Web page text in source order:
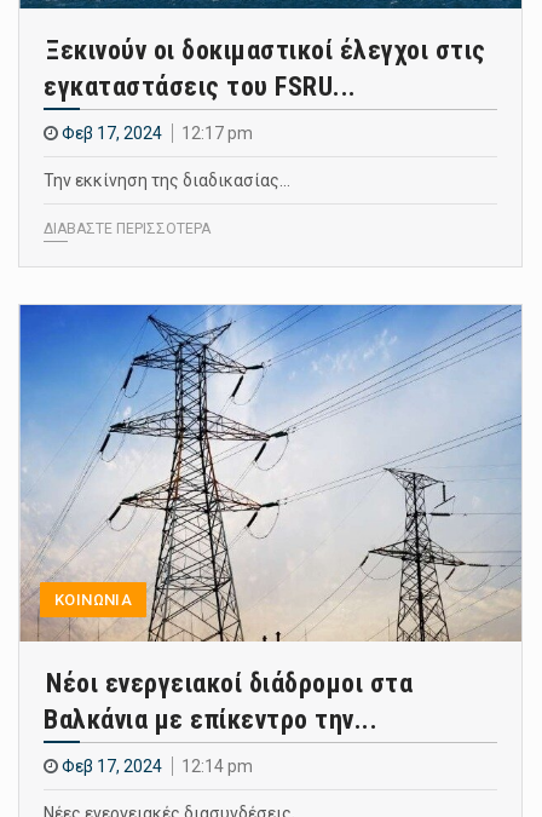
Ξεκινούν οι δοκιμαστικοί έλεγχοι στις
εγκαταστάσεις του FSRU...
Φεβ 17, 2024 12:17 pm
Την εκκίνηση της διαδικασίας…
ΔΙΑΒΑΣΤΕ ΠΕΡΙΣΣΟΤΕΡΑ
ΚΟΙΝΩΝΙΑ
Νέοι ενεργειακοί διάδρομοι στα
Βαλκάνια με επίκεντρο την...
Φεβ 17, 2024 12:14 pm